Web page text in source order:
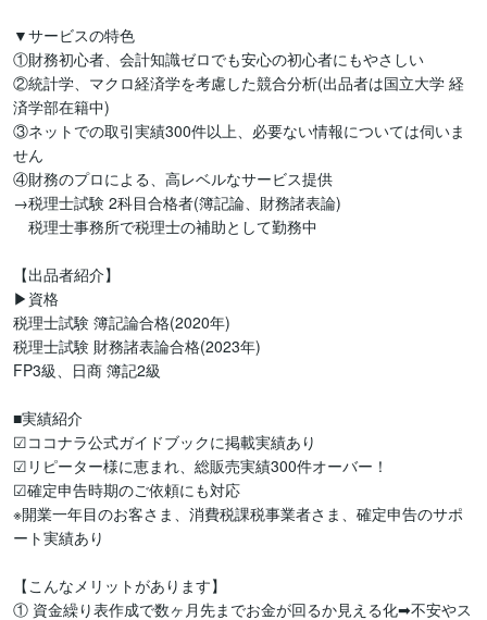
▼サービスの特色
①財務初心者、会計知識ゼロでも安心の初心者にもやさしい
②統計学、マクロ経済学を考慮した競合分析(出品者は国立大学 経
済学部在籍中)
③ネットでの取引実績300件以上、必要ない情報については伺いま
せん
④財務のプロによる、高レベルなサービス提供
→税理士試験 2科目合格者(簿記論、財務諸表論)
税理士事務所で税理士の補助として勤務中
【出品者紹介】
▶︎資格
税理士試験 簿記論合格(2020年)
税理士試験 財務諸表論合格(2023年)
FP3級、日商 簿記2級
■実績紹介
☑ココナラ公式ガイドブックに掲載実績あり
☑リピーター様に恵まれ、総販売実績300件オーバー！
☑確定申告時期のご依頼にも対応
※開業一年目のお客さま、消費税課税事業者さま、確定申告のサポ
ート実績あり
【こんなメリットがあります】
① 資金繰り表作成で数ヶ月先までお金が回るか見える化➡不安やス